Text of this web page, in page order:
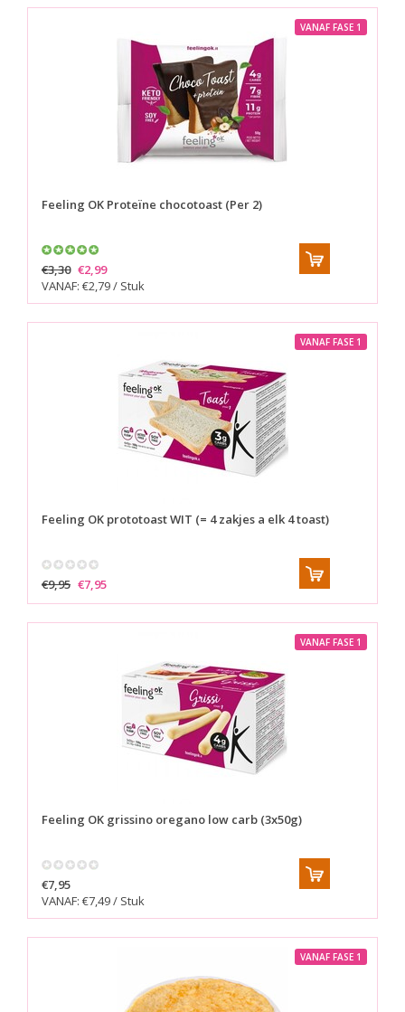
VANAF FASE 1
Feeling OK Proteïne chocotoast (Per 2)
€3,30 €2,99
VANAF: €2,79 / Stuk
VANAF FASE 1
Feeling OK prototoast WIT (= 4 zakjes a elk 4 toast)
€9,95 €7,95
VANAF FASE 1
Feeling OK grissino oregano low carb (3x50g)
€7,95
VANAF: €7,49 / Stuk
VANAF FASE 1